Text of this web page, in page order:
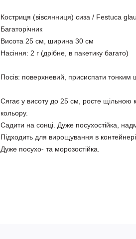
Костриця (вівсянниця) сиза / Festuca
Багаторічник
Висота 25 см, ширина 30 см
Насіння: 2 г (дрібне, в пакетику багато)
Посів: поверхневий, присиспати тонким
Сягає у висоту до 25 см, росте щільною
кольору.
Садити на сонці. Дуже посухостійка,
Підходить для вирощування в
Дуже посухо- та морозостійка.